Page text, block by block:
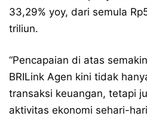
33,29% yoy, dari semula
triliun.
“Pencapaian di atas
BRILink Agen kini tidak
transaksi keuangan, tetapi
aktivitas ekonomi sehari-